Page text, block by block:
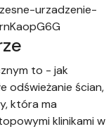
urzadzenie-
to - jak
odświeżanie ścian,
która ma
klinikami w